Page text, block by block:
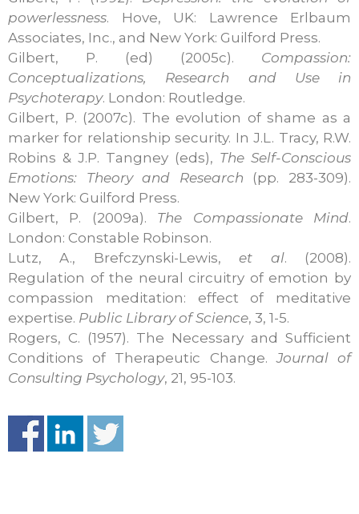
powerlessness. Hove, UK: Lawrence Erlbaum
Associates, Inc., and New York: Guilford Press.
Gilbert, P. (ed) (2005c). Compassion:
Conceptualizations, Research and Use in
Psychoterapy. London: Routledge.
Gilbert, P. (2007c). The evolution of shame as a
marker for relationship security. In J.L. Tracy, R.W.
Robins & J.P. Tangney (eds), The Self-Conscious
Emotions: Theory and Research (pp. 283-309).
New York: Guilford Press.
Gilbert, P. (2009a). The Compassionate Mind.
London: Constable Robinson.
Lutz, A., Brefczynski-Lewis,et al. (2008).
Regulation of the neural circuitry of emotion by
compassion meditation: effect of meditative
expertise. Public Library of Science, 3, 1-5.
Rogers, C. (1957). The Necessary and Sufficient
Conditions of Therapeutic Change.Journal of
Consulting Psychology, 21, 95-103.